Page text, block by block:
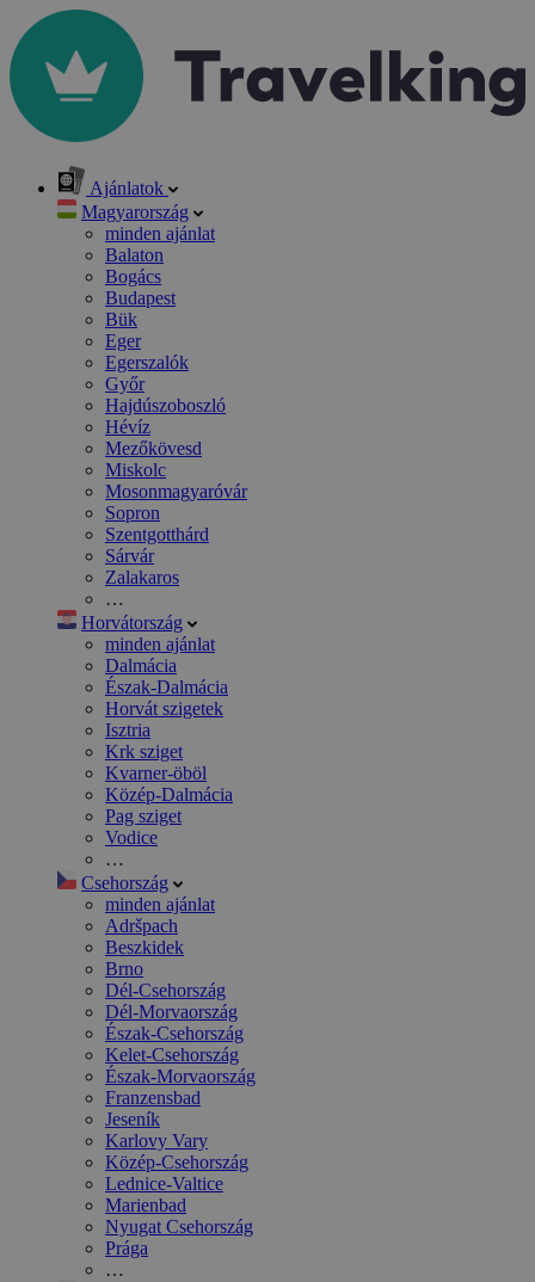
Ajánlatok
Magyarország
minden ajánlat
Balaton
Bogács
Budapest
Bük
Eger
Egerszalók
Győr
Hajdúszoboszló
Hévíz
Mezőkövesd
Miskolc
Mosonmagyaróvár
Sopron
Szentgotthárd
Sárvár
Zalakaros
…
Horvátország
minden ajánlat
Dalmácia
Észak-Dalmácia
Horvát szigetek
Isztria
Krk sziget
Kvarner-öböl
Közép-Dalmácia
Pag sziget
Vodice
…
Csehország
minden ajánlat
Adršpach
Beszkidek
Brno
Dél-Csehország
Dél-Morvaország
Észak-Csehország
Kelet-Csehország
Észak-Morvaország
Franzensbad
Jeseník
Karlovy Vary
Közép-Csehország
Lednice-Valtice
Marienbad
Nyugat Csehország
Prága
…